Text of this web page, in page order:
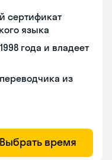
сертификат
языка
года и владеет
из
Выбрать время